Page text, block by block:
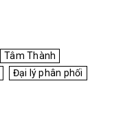
Tâm Thành
Đại lý phân phối